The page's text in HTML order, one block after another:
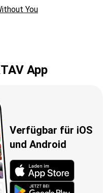
You
App
Verfügbar für iOS
und Android